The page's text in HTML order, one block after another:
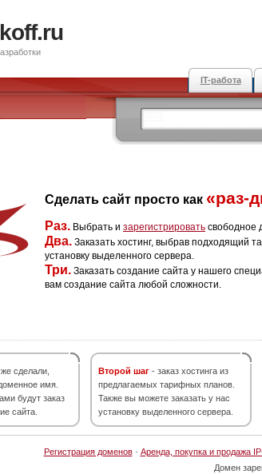
IT-работа
Сделать сайт просто как «раз-
Раз. Выбрать и зарегистрировать свободное
Два. Заказать хостинг, выбрав подходящий
установку выделенного сервера.
Три. Заказать создание сайта у нашего
вам создание сайта любой сложности.
сделали,
имя.
будут заказ
сайта.
Второй шаг - заказ хостинга из
предлагаемых тарифных планов.
Также вы можете заказать у нас
установку выделенного сервера.
Регистрация доменов· Аренда, покупка и продажа
Домен